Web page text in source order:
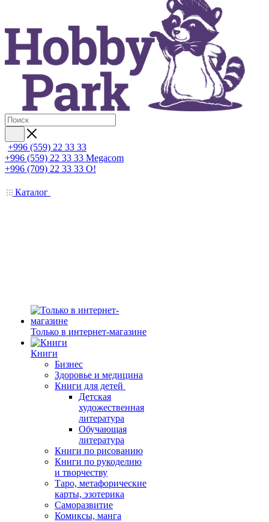
+996 (559) 22 33 33
+996 (559) 22 33 33 Megacom
+996 (709) 22 33 33 O!
Каталог
Только в интернет-магазине
Книги
Бизнес
Здоровье и медицина
Книги для детей
Детская
художественная
литература
Обучающая
литература
Книги по рисованию
Книги по рукоделию
и творчеству
Таро, метафорические
карты, эзотерика
Саморазвитие
Комиксы, манга